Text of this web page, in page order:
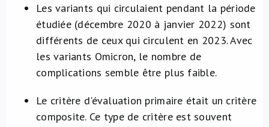
Les variants qui circulaient pendant la période
étudiée (décembre 2020 à janvier 2022) sont
différents de ceux qui circulent en 2023. Avec
les variants Omicron, le nombre de
complications semble être plus faible.
Le critère d'évaluation primaire était un critère
composite. Ce type de critère est souvent